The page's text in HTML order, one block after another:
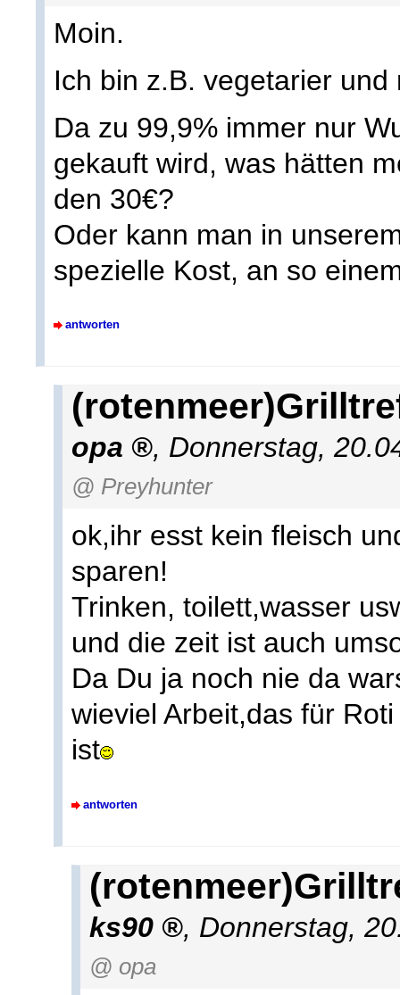
Moin.
Ich bin z.B. vegetarier
Da zu 99,9% immer nur
gekauft wird, was hätten
den 30€?
Oder kann man in
spezielle Kost, an so
antworten
opa , Donnerstag,
@ Preyhunter
ok,ihr esst kein fleisch
sparen!
Trinken, toilett,wasser
und die zeit ist auch
Da Du ja noch nie da
wieviel Arbeit,das für
ist
antworten
ks90 , Donnerstag,
@ opa